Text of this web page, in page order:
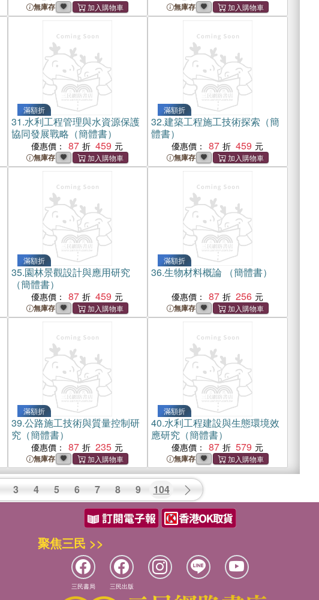
無庫存 無庫存
滿額折
31.水利工程管理與水資源保護
協同發展戰略（簡體書）
優惠價： 87 459
無庫存
滿額折
32.建築工程施工技術探索（簡
體書）
優惠價： 87 459
無庫存
滿額折
35.園林景觀設計與應用研究
（簡體書）
優惠價： 87 459
無庫存
滿額折
36.生物材料概論 （簡體書）
優惠價： 87 256
無庫存
滿額折
39.公路施工技術與質量控制研
究（簡體書）
優惠價： 87 235
無庫存
滿額折
40.水利工程建設與生態環境效
應研究（簡體書）
優惠價： 87 579
無庫存
3 4 5 6 7 8 9 104
聚焦三民 >>
三民書局 三民出版